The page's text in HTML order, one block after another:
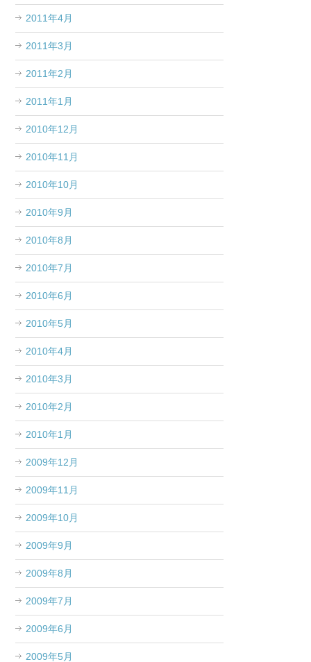
2011年4月
2011年3月
2011年2月
2011年1月
2010年12月
2010年11月
2010年10月
2010年9月
2010年8月
2010年7月
2010年6月
2010年5月
2010年4月
2010年3月
2010年2月
2010年1月
2009年12月
2009年11月
2009年10月
2009年9月
2009年8月
2009年7月
2009年6月
2009年5月